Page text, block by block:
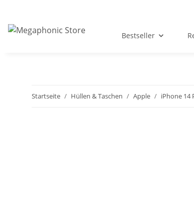
Bestseller
Startseite Hüllen & Taschen Apple iPhone 14